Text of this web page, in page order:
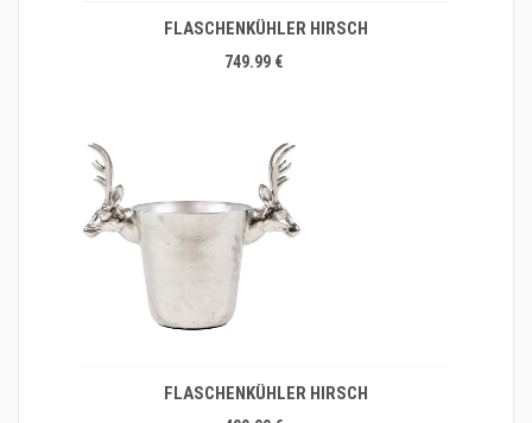
FLASCHENKÜHLER HIRSCH
749.99 €
FLASCHENKÜHLER HIRSCH